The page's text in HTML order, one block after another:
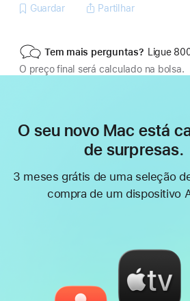
Guardar Partilhar
Tem mais perguntas?
Ligue
O preço final será calculado na bolsa.
O seu novo Mac está
de surpresas.
3 meses grátis de uma seleção
compra de um dispositivo